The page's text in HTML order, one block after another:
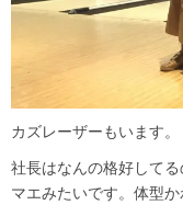
カズレーザーもいます。
社長はなんの格好して
マエみたいです。体型か